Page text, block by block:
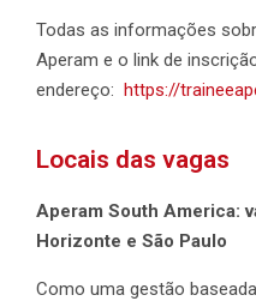
Todas as informações
Aperam e o link de
endereço: https://
Locais das vagas
Aperam South America:
Horizonte e São Paulo
Como uma gestão